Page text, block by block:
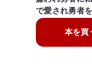
で愛され勇者
本を買